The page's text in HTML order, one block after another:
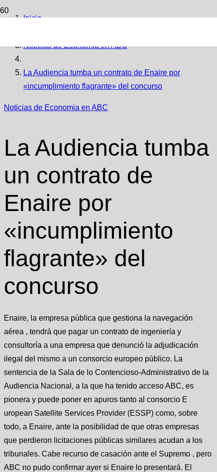
Inicio
Noticias de Economia en ABC
La Audiencia tumba un contrato de Enaire por
«incumplimiento flagrante» del concurso
Noticias de Economia en ABC
La Audiencia tumba
un contrato de
Enaire por
«incumplimiento
flagrante» del
concurso
Enaire, la empresa pública que gestiona la navegación
aérea , tendrá que pagar un contrato de ingeniería y
consultoría a una empresa que denunció la adjudicación
ilegal del mismo a un consorcio europeo público. La
sentencia de la Sala de lo Contencioso-Administrativo de la
Audiencia Nacional, a la que ha tenido acceso ABC, es
pionera y puede poner en apuros tanto al consorcio E
uropean Satellite Services Provider (ESSP) como, sobre
todo, a Enaire, ante la posibilidad de que otras empresas
que perdieron licitaciones públicas similares acudan a los
tribunales. Cabe recurso de casación ante el Supremo , pero
ABC no pudo confirmar ayer si Enaire lo presentará. El